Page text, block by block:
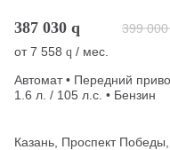
387 030 q 399 000
от7 558 q / мес.
Автомат • Передний
1.6 л. / 105 л.с. • Бензин
Казань, Проспект